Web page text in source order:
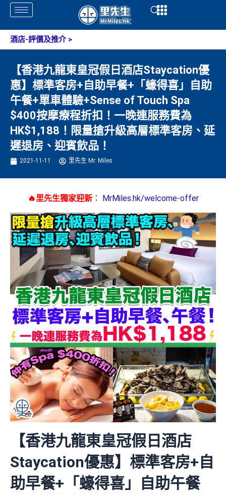
Skip
content
Open
酒店-評價及推介>
【香港九龍東皇冠假日酒店Staycation優
惠】標準客房+自助早餐+「蠔得喜」自助
午餐+單車體驗+Sense of Touch Spa
$400按摩療程折扣！一晚連服務費為
HK$1,188！限量搶升級高層標準客房、延
遲退房、迎賓飲品！
2021-11-11 里先生 Mr. Miles
🔥里先生獨家迎新： MrMiles.hk/welcome-offer
【香港九龍東皇冠假日酒店
Staycation優惠】標準客房+自
助早餐+「蠔得喜」自助午餐